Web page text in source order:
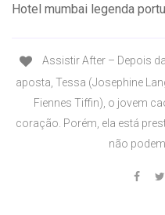
Hotel mumbai legenda
Assistir After – Depois
aposta, Tessa (Josephine
Fiennes Tiffin), o jovem
coração. Porém, ela está
não